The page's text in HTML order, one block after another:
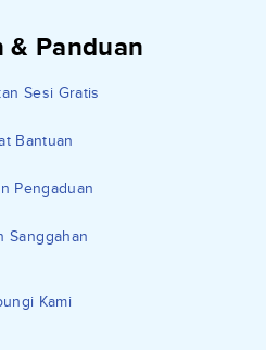
& Panduan
Sesi Gratis
Bantuan
Pengaduan
Sanggahan
Kami